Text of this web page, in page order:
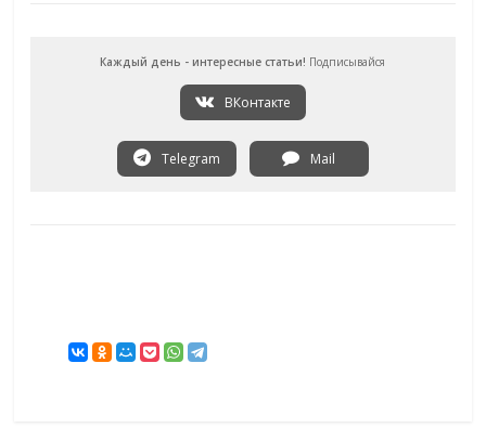
Каждый день - интересные статьи! Подписывайся
ВКонтакте
Telegram Mail